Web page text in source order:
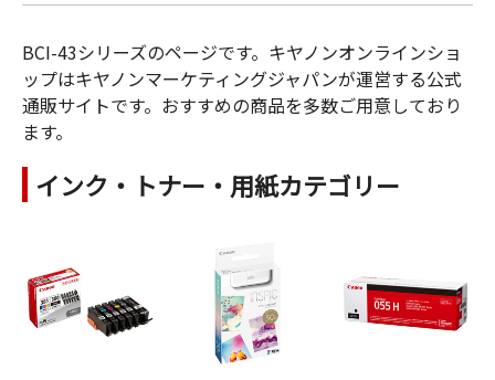
BCI-43シリーズのページです。キヤノンオンラインショ
ップはキヤノンマーケティングジャパンが運営する公式
通販サイトです。おすすめの商品を多数ご用意しており
ます。
インク・トナー・用紙カテゴリー